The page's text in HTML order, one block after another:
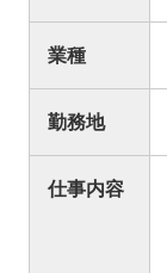
お問い合わせ
業種
勤務地
仕事内容